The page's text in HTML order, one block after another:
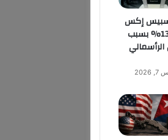
إكس
يتراجع 13% بسبب
الرأسمالي